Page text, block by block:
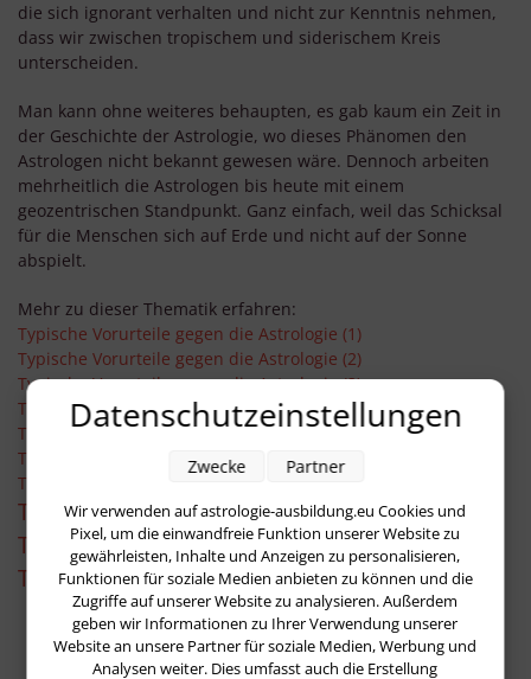
die sich ignorant verhalten und nicht zur Kenntnis nehmen,
dass wir zwischen tropischem und siderischem Kreis
unterscheiden.
Man kann ohne weiteres behaupten, es gab kaum ein Zeit in
der Geschichte der Astrologie, wo dieses Phänomen den
Astrologen nicht bekannt gewesen wäre. Dennoch arbeiten
mehrheitlich die Astrologen bis heute mit einem
geozentrischen Standpunkt. Ganz einfach, weil das Schicksal
für die Menschen sich auf Erde und nicht auf der Sonne
abspielt.
Mehr zu dieser Thematik erfahren:
Typische Vorurteile gegen die Astrologie (1)
Typische Vorurteile gegen die Astrologie (2)
Typische Vorurteile gegen die Astrologie (3)
Typische Vorurteile gegen die Astrologie (4)
Typische Vorurteile gegen die Astrologie (5)
Typische Vorurteile gegen die Astrologie (7)
Typische Vorurteile gegen die Astrologie (8)
Typische Vorurteile gegen die Astrologie (9)
Typische Vorurteile gegen die Astrologie (10)
Typische Vorurteile gegen die Astroloige (11)
Datenschutzeinstellungen
Wir verwenden auf astrologie-ausbildung.eu Cookies und
Pixel, um die einwandfreie Funktion unserer Website zu
gewährleisten, Inhalte und Anzeigen zu personalisieren,
Funktionen für soziale Medien anbieten zu können und die
Zugriffe auf unserer Website zu analysieren. Außerdem
geben wir Informationen zu Ihrer Verwendung unserer
Website an unsere Partner für soziale Medien, Werbung und
Analysen weiter. Dies umfasst auch die Erstellung
Zwecke Partner